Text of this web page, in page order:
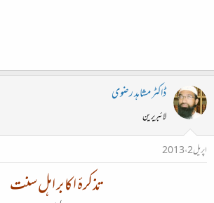
ڈاکٹر مشاہد رضوی
لائبریرین
اپریل 2، 2013
تذکرۂ اکابر اہل سنت